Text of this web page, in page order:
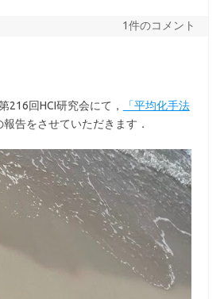
1件のコメント
216回HCI研究会にて，
「平均化手法
告をさせていただきます．